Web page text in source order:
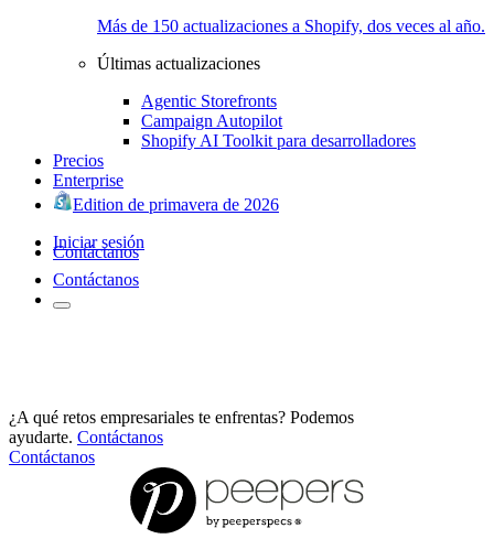
Más de 150 actualizaciones a Shopify, dos veces al año.
Últimas actualizaciones
Agentic Storefronts
Campaign Autopilot
Shopify AI Toolkit para desarrolladores
Precios
Enterprise
Edition de primavera de 2026
Iniciar sesión
Contáctanos
Contáctanos
¿A qué retos empresariales te enfrentas? Podemos
ayudarte. Contáctanos
Contáctanos